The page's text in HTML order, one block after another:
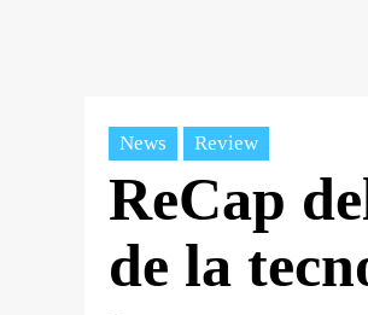
News Review
ReCap
de la